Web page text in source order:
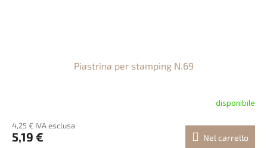
Piastrina per stamping N.69
disponibile
4,25 € IVA esclusa
5,19 € Nel carrello